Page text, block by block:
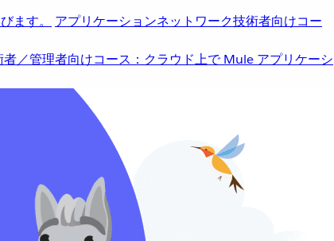
ます。 アプリケーションネットワーク技術者向けコー
者／管理者向けコース：クラウド上で Mule アプリケーシ